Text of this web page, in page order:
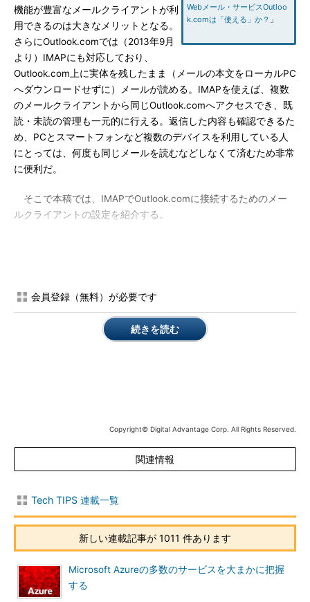
Webメール・サービスOutloo
k.comは「使える」か？ 」
機能が豊富なメールクライアントが利
用できるのは大きなメリットとなる。
さらにOutlook.comでは（2013年9月
より）IMAPにも対応しており、
Outlook.com上に実体を残したまま（メールの本文をローカルPC
へダウンロードせずに）メールが読める。IMAPを使えば、複数
のメールクライアントから同じOutlook.comへアクセスでき、既
読・未読の管理も一元的に行える。返信した内容も確認できるた
め、PCとスマートフォンなど複数のデバイスを利用している人
にとっては、何度も同じメールを読むなどしなくて済むため非常
に便利だ。
そこで本稿では、IMAPでOutlook.comに接続するためのメー
ルクライアントの設定を紹介する。
Windows Liveメール2012移
行ガイド
フトが無償で提供しているWindows
Essentialsの「Windows Liveメール」
を例にする。他のメールクライアント
993
認証方式
ログオンユーザー名
Outlook.comのアドレス
送信サーバー情報
サーバーのアドレス
SMTP-mail.outlook.com
TLS
ユーザー名
会員登録（無料）が必要です
続きを読む
Copyright© Digital Advantage Corp. All Rights Reserved.
関連情報
Tech TIPS 連載一覧
新しい連載記事が 1011 件あります
Microsoft Azureの多数のサービスを大まかに把握
する